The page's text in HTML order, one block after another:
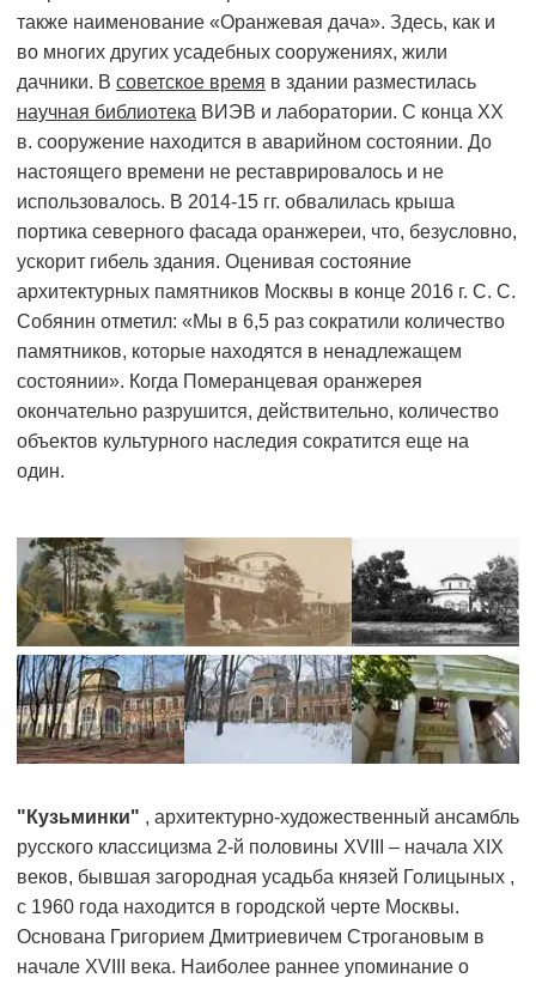
также наименование «Оранжевая дача». Здесь, как и
во многих других усадебных сооружениях, жили
дачники. В советское время в здании разместилась
научная библиотека ВИЭВ и лаборатории. С конца ХХ
в. сооружение находится в аварийном состоянии. До
настоящего времени не реставрировалось и не
использовалось. В 2014-15 гг. обвалилась крыша
портика северного фасада оранжереи, что, безусловно,
ускорит гибель здания. Оценивая состояние
архитектурных памятников Москвы в конце 2016 г. С. С.
Собянин отметил: «Мы в 6,5 раз сократили количество
памятников, которые находятся в ненадлежащем
состоянии». Когда Померанцевая оранжерея
окончательно разрушится, действительно, количество
объектов культурного наследия сократится еще на
один.
"Кузьминки" , архитектурно-художественный ансамбль
русского классицизма 2-й половины XVIII – начала XIX
веков, бывшая загородная усадьба князей Голицыных ,
с 1960 года находится в городской черте Москвы.
Основана Григорием Дмитриевичем Строгановым в
начале XVIII века. Наиболее раннее упоминание о